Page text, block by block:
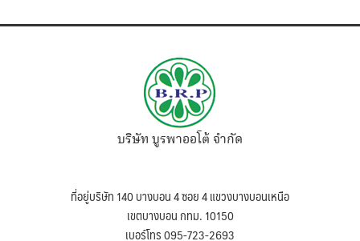
บริษัท บูรพาออโต้ จำกัด
ที่อยู่บริษัท 140 บางบอน 4 ซอย 4 แขวงบางบอนเหนือ
เขตบางบอน กทม. 10150
เบอร์โทร 095-723-2693